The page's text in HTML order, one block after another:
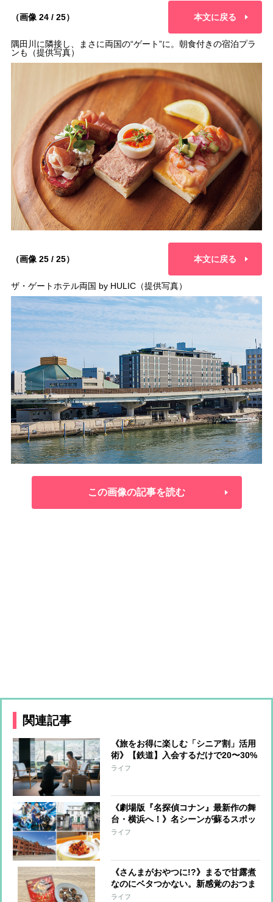
（画像 24 / 25） 本文に戻る
隅田川に隣接し、まさに両国の“ゲート”に。朝食付きの宿泊プラ
ンも（提供写真）
（画像 25 / 25） 本文に戻る
ザ・ゲートホテル両国 by HULIC（提供写真）
この画像の記事を読む
関連記事
《旅をお得に楽しむ「シニア割」活用
術》【鉄道】入会するだけで20〜30%
オフ、【飛行機】当日の空席利用で
ライフ
《劇場版『名探偵コナン』最新作の舞
台・横浜へ！》名シーンが蘇るスポッ
トは必見！歴史とおしゃれを満喫する
ライフ
《さんまがおやつに!?》まるで甘露煮
なのにベタつかない。新感覚のおつま
み菓子を実食【本日のお気に入り】
ライフ